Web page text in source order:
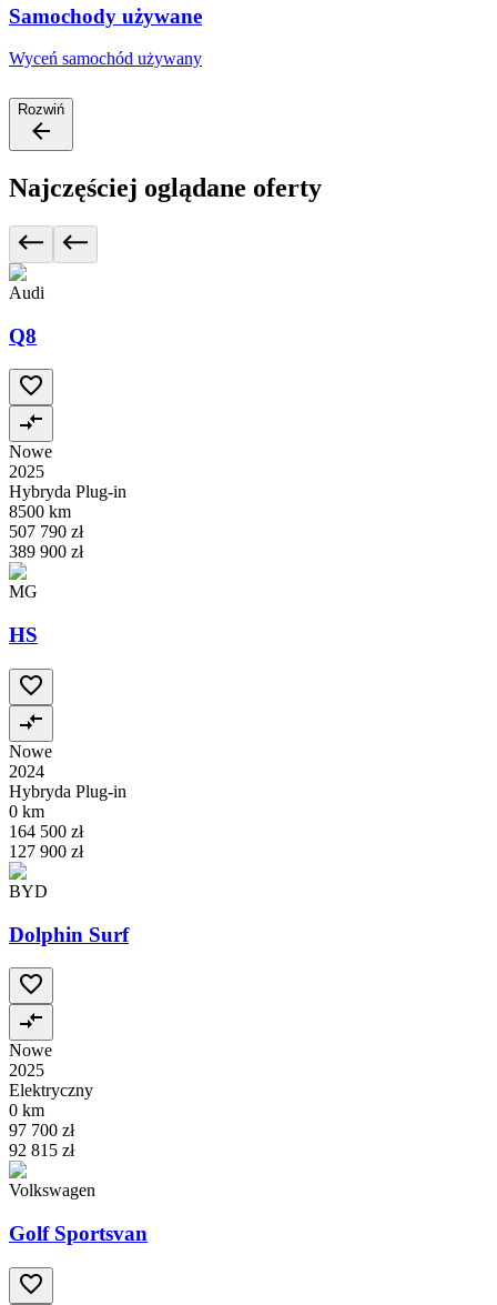
Samochody używane
Wyceń samochód używany
Rozwiń
Najczęściej oglądane oferty
Audi
Q8
Nowe
2025
Hybryda Plug-in
8500 km
507 790 zł
389 900 zł
MG
HS
Nowe
2024
Hybryda Plug-in
0 km
164 500 zł
127 900 zł
BYD
Dolphin Surf
Nowe
2025
Elektryczny
0 km
97 700 zł
92 815 zł
Volkswagen
Golf Sportsvan